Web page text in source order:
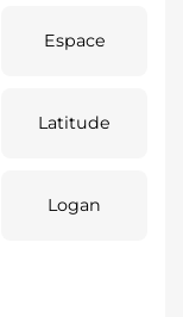
Espace
Latitude
Logan